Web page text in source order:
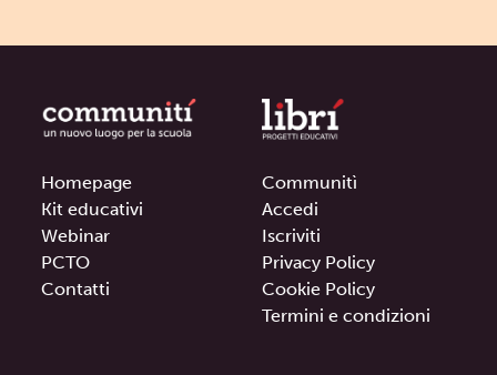
Homepage
Kit educativi
Webinar
PCTO
Contatti
Communitì
Accedi
Iscriviti
Privacy Policy
Cookie Policy
Termini e condizioni